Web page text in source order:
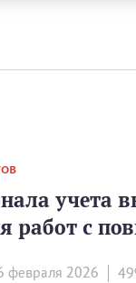
учета
работ с
февраля 2026